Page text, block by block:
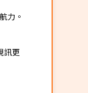
力。
訊更